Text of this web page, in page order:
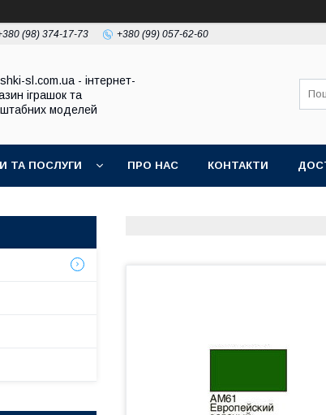
(98) 374-17-73 +380 (99) 057-62-60
sl.com.ua - інтернет-
іграшок та
моделей
ТА ПОСЛУГИ ПРО НАС КОНТАКТИ